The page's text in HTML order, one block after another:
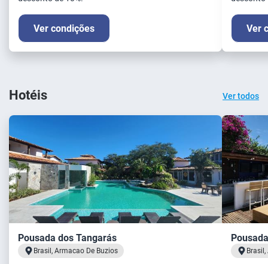
Ver condições Ver
Hotéis Ver todos
Pousada dos Tangarás
Brasil, Armacao De Buzios